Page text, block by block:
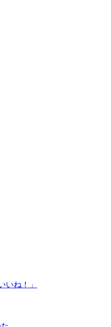
いね！」